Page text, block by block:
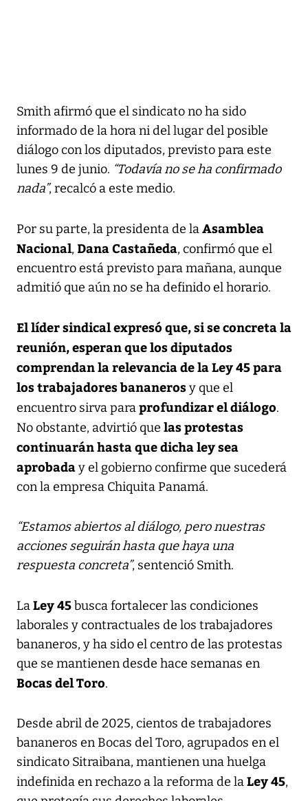
Smith afirmó que el sindicato no ha sido
informado de la hora ni del lugar del posible
diálogo con los diputados, previsto para este
lunes 9 de junio. “Todavía no se ha confirmado
nada”, recalcó a este medio.
Por su parte, la presidenta de laAsamblea
Nacional, Dana Castañeda, confirmó que el
encuentro está previsto para mañana, aunque
admitió que aún no se ha definido el horario.
El líder sindical expresó que, si se concreta la
reunión, esperan que los diputados
comprendan la relevancia de la Ley 45 para
los trabajadores bananerosy que el
encuentro sirva paraprofundizar el diálogo.
No obstante, advirtió que las protestas
continuarán hasta que dicha ley sea
aprobaday el gobierno confirme que sucederá
con la empresa Chiquita Panamá.
“Estamos abiertos al diálogo, pero nuestras
acciones seguirán hasta que haya una
respuesta concreta”, sentenció Smith.
LaLey 45busca fortalecer las condiciones
laborales y contractuales de los trabajadores
bananeros, y ha sido el centro de las protestas
que se mantienen desde hace semanas en
Bocas del Toro.
Desde abril de 2025, cientos de trabajadores
bananeros en Bocas del Toro, agrupados en el
sindicato Sitraibana, mantienen una huelga
indefinida en rechazo a la reforma de laLey 45,